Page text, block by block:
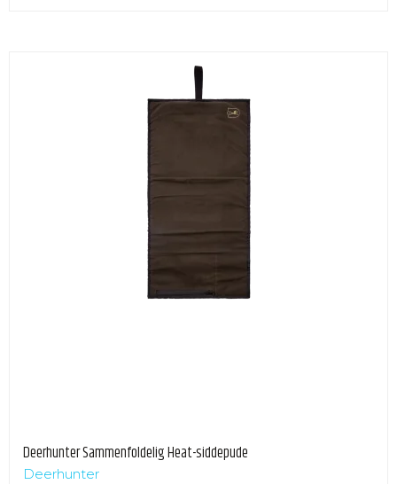
Deerhunter Sammenfoldelig Heat-siddepude
Deerhunter